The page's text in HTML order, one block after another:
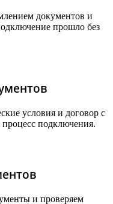
документов и
прошло без
условия и договор с
подключения.
и проверяем